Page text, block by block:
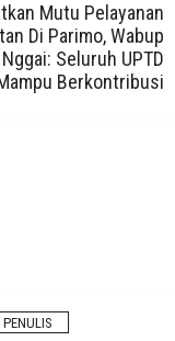
Mutu Pelayanan
Di Parimo, Wabup
Seluruh UPTD
Berkontribusi